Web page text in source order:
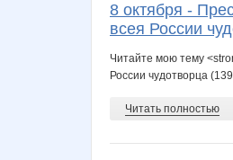
8 октября -
всея России
Читайте мою тему
России чудотворца
Читать полностью